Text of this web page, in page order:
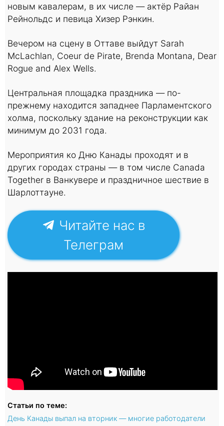
новым кавалерам, в их числе — актёр Райан
Рейнольдс и певица Хизер Рэнкин.
Вечером на сцену в Оттаве выйдут Sarah
McLachlan, Coeur de Pirate, Brenda Montana, Dear
Rogue and Alex Wells.
Центральная площадка праздника — по-
прежнему находится западнее Парламентского
холма, поскольку здание на реконструкции как
минимум до 2031 года.
Мероприятия ко Дню Канады проходят и в
других городах страны — в том числе Canada
Together в Ванкувере и праздничное шествие в
Шарлоттауне.
Читайте нас в
Телеграм
Статьи по теме:
День Канады выпал на вторник — многие работодатели